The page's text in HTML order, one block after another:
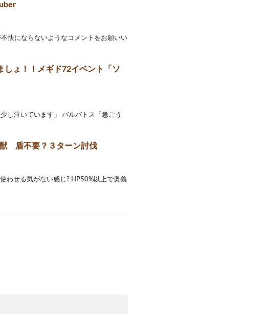
快にならないようなコメントをお願いい
しょ！！メギド72イベント「ソ
し泣いています」 バルバトス「急ごう
盾不要？３ターン討伐
わせる気がない感じ? HP50%以上で奥義